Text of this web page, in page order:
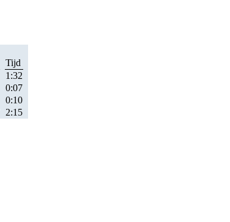
Tijd
1:32
0:07
0:10
2:15